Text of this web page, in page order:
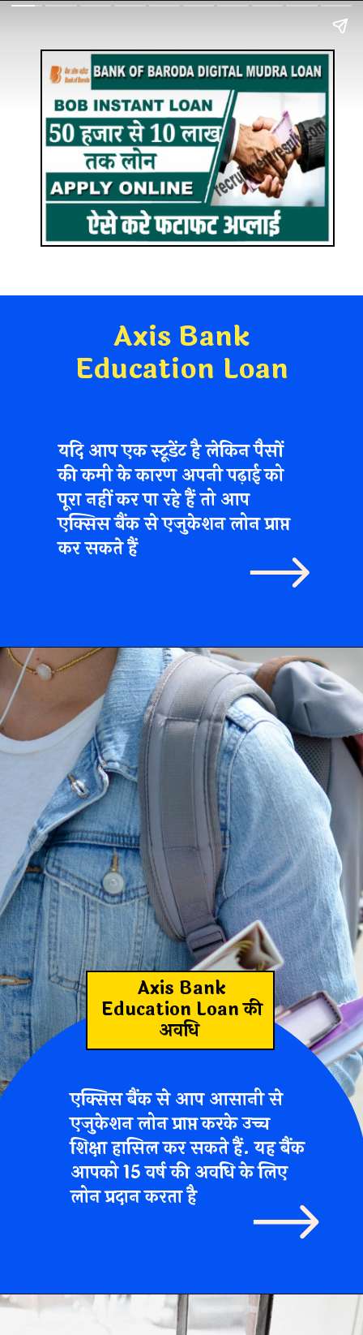
Axis Bank
Education Loan
यदि आप एक स्टूडेंट है लेकिन पैसों
की कमी के कारण अपनी पढ़ाई को
पूरा नहीं कर पा रहे हैं तो आप
एक्सिस बैंक से एजुकेशन लोन प्राप्त
कर सकते हैं
Axis Bank
Education Loan की
अवधि
बैंक से आप
प्राप्त करके
कर सकते
वर्ष की अवधि
करता है